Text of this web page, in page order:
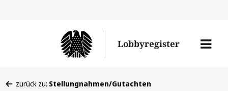
Lobbyregister
Menü
zurück zu: Stellungnahmen/Gutachten